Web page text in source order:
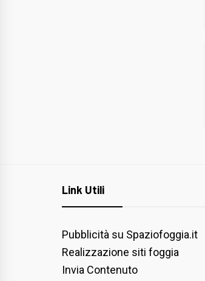
Link Utili
Pubblicità su Spaziofoggia.it
Realizzazione siti foggia
Invia Contenuto